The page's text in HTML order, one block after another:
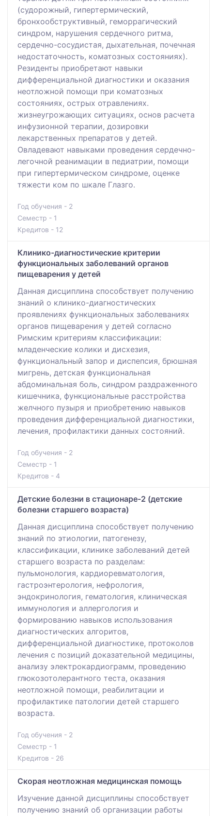
(судорожный, гипертермический,
бронхообструктивный, геморрагический
синдром, нарушения сердечного ритма,
сердечно-сосудистая, дыхательная, почечная
недостаточность, коматозных состояниях).
Резиденты приобретают навыки
дифференциальной диагностики и оказания
неотложной помощи при коматозных
состояниях, острых отравлениях.
жизнеугрожающих ситуациях, основ расчета
инфузионной терапии, дозировки
лекарственных препаратов у детей.
Овладевают навыками проведения сердечно-
легочной реанимации в педиатрии, помощи
при гипертермическом синдроме, оценке
тяжести ком по шкале Глазго.
Год обучения - 2
Семестр - 1
Кредитов - 12
Клинико-диагностические критерии
функциональных заболеваний органов
пищеварения у детей
Данная дисциплина способствует получению
знаний о клинико-диагностических
проявлениях функциональных заболеваниях
органов пищеварения у детей согласно
Римским критериям классификации:
младенческие колики и дисхезия,
функциональный запор и диспепсия, брюшная
мигрень, детская функциональная
абдоминальная боль, синдром раздраженного
кишечника, функциональные расстройства
желчного пузыря и приобретению навыков
проведения дифференциальной диагностики,
лечения, профилактики данных состояний.
Год обучения - 2
Семестр - 1
Кредитов - 4
Детские болезни в стационаре-2 (детские
болезни старшего возраста)
Данная дисциплина способствует получению
знаний по этиологии, патогенезу,
классификации, клинике заболеваний детей
старшего возраста по разделам:
пульмонология, кардиоревматология,
гастроэнтерология, нефрология,
эндокринология, гематология, клиническая
иммунология и аллергология и
формированию навыков использования
диагностических алгоритов,
дифференциальной диагностике, протоколов
лечения с позиций доказательной медицины,
анализу электрокардиограмм, проведению
глюкозотолерантного теста, оказания
неотложной помощи, реабилитации и
профилактике патологии детей старшего
возраста.
Год обучения - 2
Семестр - 1
Кредитов - 26
Скорая неотложная медицинская помощь
Изучение данной дисциплины способствует
получению знаний об организации работы